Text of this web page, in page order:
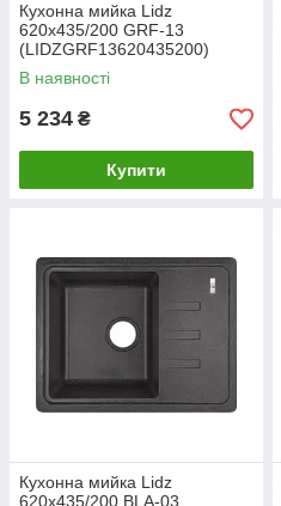
Кухонна мийка Lidz
620x435/200 GRF-13
(LIDZGRF13620435200)
В наявності
5 234 ₴
Купити
Кухонна мийка Lidz
620x435/200 BLA-03